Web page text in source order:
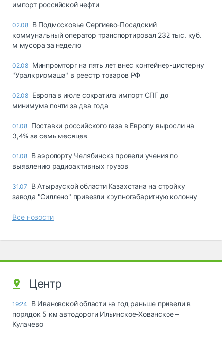
импорт российской нефти
02.08 В Подмосковье Сергиево-Посадский
коммунальный оператор транспортировал 232 тыс. куб.
м мусора за неделю
02.08 Минпромторг на пять лет внес контейнер-цистерну
"Уралкриомаша" в реестр товаров РФ
02.08 Европа в июле сократила импорт СПГ до
минимума почти за два года
01.08 Поставки российского газа в Европу выросли на
3,4% за семь месяцев
01.08 В аэропорту Челябинска провели учения по
выявлению радиоактивных грузов
31.07
В Атырауской области Казахстана на стройку
завода "Силлено" привезли крупногабаритную колонну
Все новости
Центр
19:24
В Ивановской области на год раньше привели в
порядок 5 км автодороги Ильинское-Хованское –
Кулачево